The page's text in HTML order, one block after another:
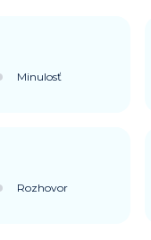
Minulosť
Rozhovor